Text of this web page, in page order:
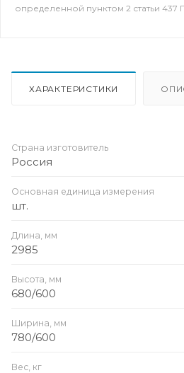
определенной пунктом 2 статьи 437
ХАРАКТЕРИСТИКИ
Страна изготовитель
Россия
Основная единица измерения
шт.
Длина, мм
2985
Высота, мм
680/600
Ширина, мм
780/600
Вес, кг